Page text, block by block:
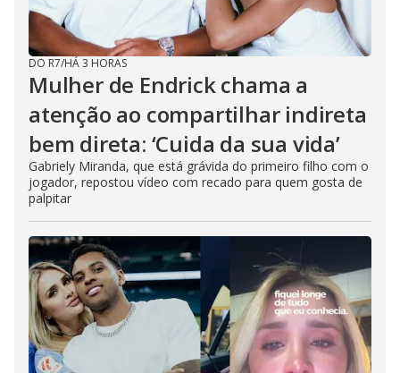
DO R7/HÁ 3 HORAS
Mulher de Endrick chama a
atenção ao compartilhar indireta
bem direta: ‘Cuida da sua vida’
Gabriely Miranda, que está grávida do primeiro filho com o
jogador, repostou vídeo com recado para quem gosta de
palpitar